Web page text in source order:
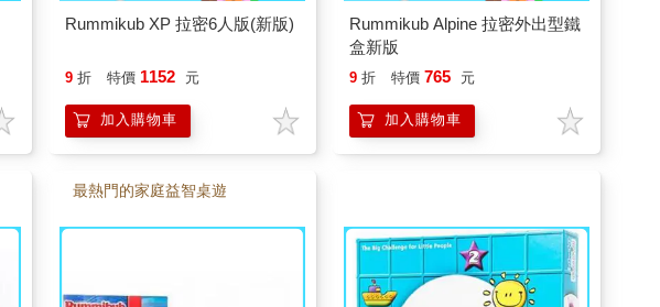
Rummikub XP 拉密6人版(新版)
9 折 特價 1152 元
加入購物車
Rummikub Alpine 拉密外出型鐵
盒新版
9 折 特價 765 元
加入購物車
最熱門的家庭益智桌遊